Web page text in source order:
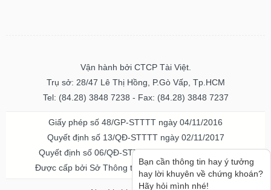
Vận hành bởi CTCP Tài Việt.
Trụ sở: 28/47 Lê Thị Hồng, P.Gò Vấp, Tp.HCM
Tel: (84.28) 3848 7238 - Fax: (84.28) 3848 7237
Giấy phép số 48/GP-STTTT ngày 04/11/2016
Quyết định số 13/QĐ-STTTT ngày 02/11/2017
Quyết định số 06/QĐ-STTTT-ICP ngày 20/07/2023
Được cấp bởi Sở Thông tin và Truyền thông TPHCM
Bạn cần thông tin hay ý tưởng
hay lời khuyên về chứng khoán?
Hãy hỏi mình nhé!